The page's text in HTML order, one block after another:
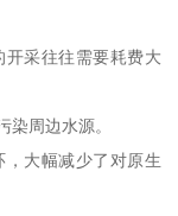
采往往需要耗费大
周边水源。
大幅减少了对原生